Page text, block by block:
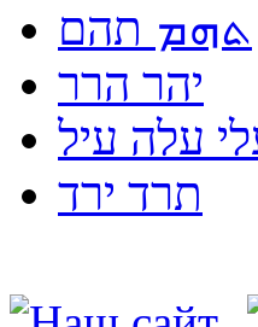
ܬܗܡ תהם
יהר הרר
עלה עיל
תרד ירד